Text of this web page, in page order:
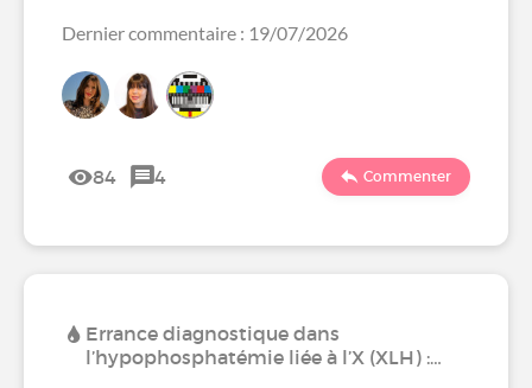
Dernier commentaire : 19/07/2026
84 4 Commenter
Errance diagnostique dans
l’hypophosphatémie liée à l’X (XLH) :…